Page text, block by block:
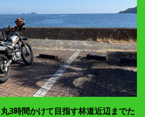
3時間かけて目指す林道近辺までた